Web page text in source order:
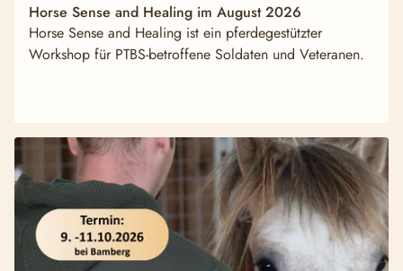
Horse Sense and Healing im August 2026
Horse Sense and Healing ist ein pferdegestützter
Workshop für PTBS-betroffene Soldaten und Veteranen.